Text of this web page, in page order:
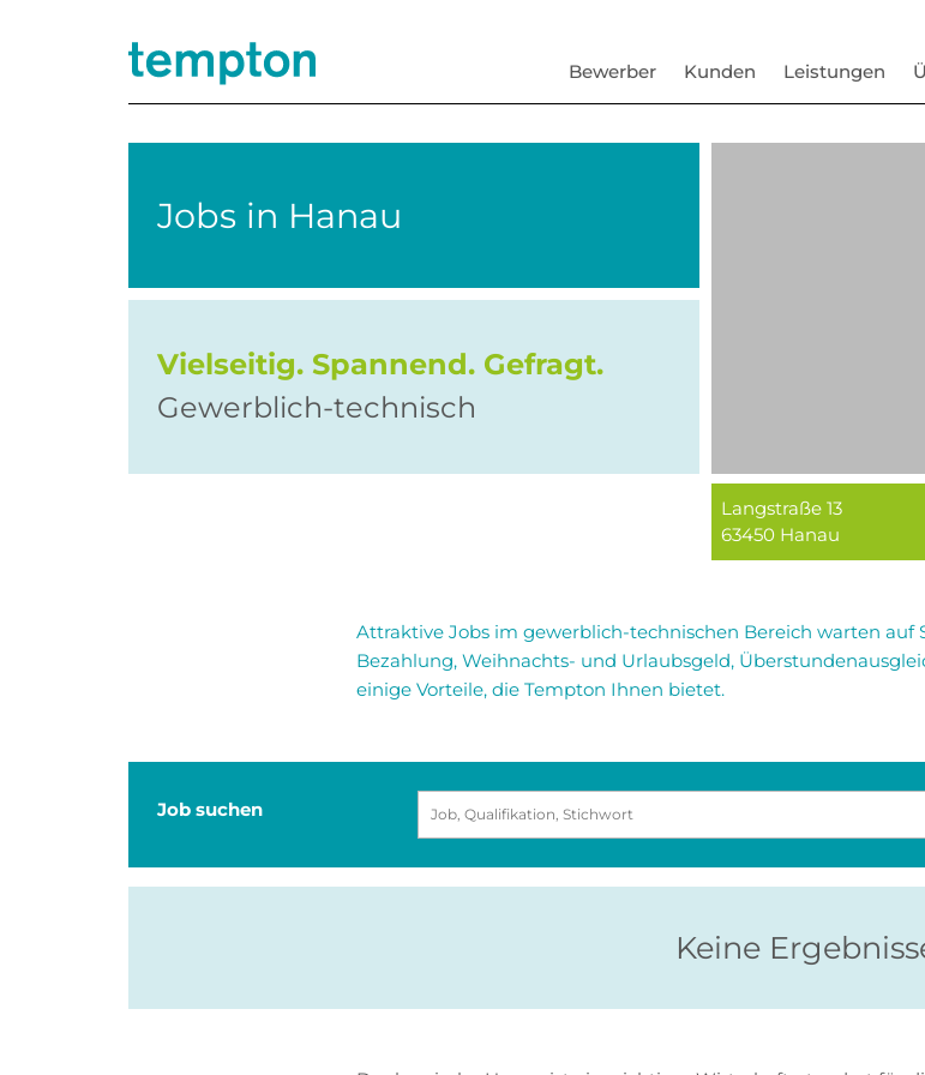
Bewerber Kunden Leistungen
Jobs in Hanau
Vielseitig. Spannend. Gefragt.
Gewerblich-technisch
Langstraße 13
63450 Hanau
Attraktive Jobs im gewerblich-technischen Bereich warten auf
Bezahlung, Weihnachts- und Urlaubsgeld,
einige Vorteile, die Tempton Ihnen bietet.
Job suchen
Keine